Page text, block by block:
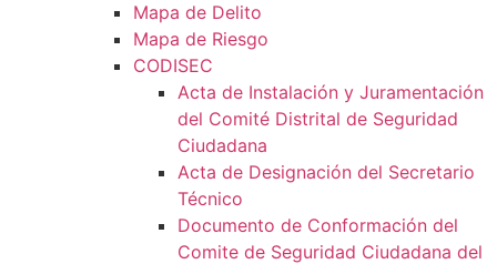
Mapa de Delito
Mapa de Riesgo
CODISEC
Acta de Instalación y Juramentación
del Comité Distrital de Seguridad
Ciudadana
Acta de Designación del Secretario
Técnico
Documento de Conformación del
Comite de Seguridad Ciudadana del